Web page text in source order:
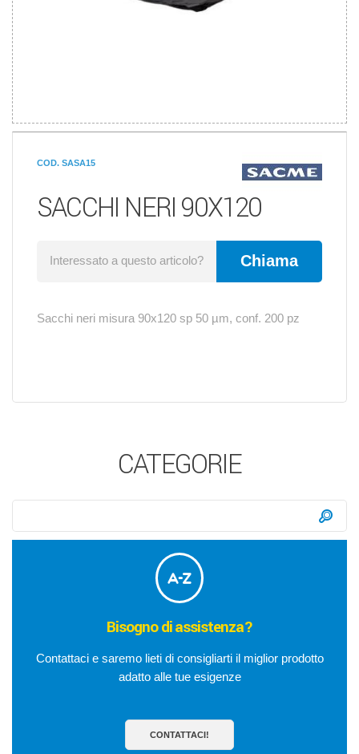
COD. SASA15
SACCHI NERI 90X120
Interessato a questo articolo? Chiama
Sacchi neri misura 90x120 sp 50 µm, conf. 200 pz
CATEGORIE
Bisogno di assistenza?
Contattaci e saremo lieti di consigliarti il miglior prodotto
adatto alle tue esigenze
CONTATTACI!